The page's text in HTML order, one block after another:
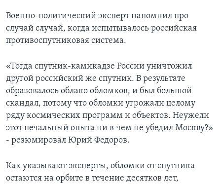
Военно-политический эксперт напомнил про
случай случай, когда испытывалось российская
противоспутниковая система.
«Тогда спутник-камикадзе России уничтожил
другой российский же спутник. В результате
образовалось облако обломков, и был большой
скандал, потому что обломки угрожали целому
ряду космических программ и объектов. Неужели
этот печальный опыта ни в чем не убедил Москву?»
- резюмировал Юрий Федоров.
Как указывают эксперты, обломки от спутника
остаются на орбите в течение десятков лет,